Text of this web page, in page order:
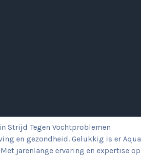
Strijd Tegen Vochtproblemen
en gezondheid. Gelukkig is er Aqua
jarenlange ervaring en expertise op